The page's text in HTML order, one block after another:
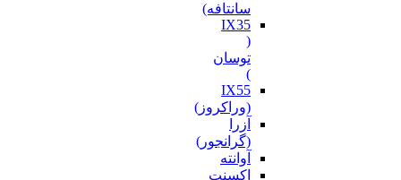
سانتافه)
IX35
(
توسان
)
IX55
(وراکروز)
آزرا
(گرانجور)
آوانته
اکسنت